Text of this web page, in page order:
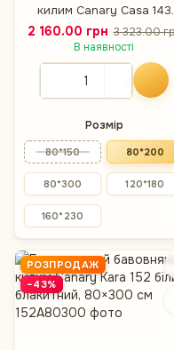
килим Canary Casa 143
сірий/молочний, 80×200
см
2 160.00 грн 3 323.00
В наявності
Розмір
80*150 80*200
80*300 120*180
160*230
РОЗПРОДАЖ
−43%